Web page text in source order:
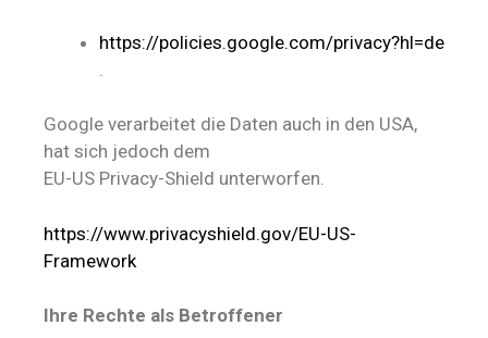
https://policies.google.com/privacy?hl=de
Google verarbeitet die Daten auch in den USA,
hat sich jedoch dem
EU-US Privacy-Shield unterworfen.
https://www.privacyshield.gov/EU-US-
Framework
Ihre Rechte als Betroffener